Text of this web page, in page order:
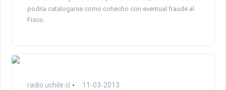
podría catalogarse como cohecho con eventual fraude al
Fisco.
radio.uchile.cl 11-03-2013